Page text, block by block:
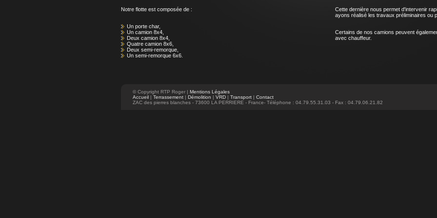
Notre flotte est composée de :
Un porte char,
Un camion 8x4,
Deux camion 8x4,
Quatre camion 8x6,
Deux semi-remorque,
Un semi-remorque 6x6.
Cette dernière nous permet d'intervenir
ayons réalisé les travaux préliminaires ou
Certains de nos camions peuvent
avec chauffeur.
© Copyright RTP Roger | Mentions Légales
Accueil| Terrassement| Démolition | VRD| Transport| Contact
ZAC des pierres blanches - 73600 LA PERRIERE - France- Téléphone : 04.79.55.31.03 - Fax : 04.79.06.21.82